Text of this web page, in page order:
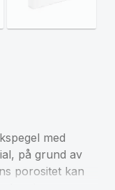
med
på grund av
porositet kan